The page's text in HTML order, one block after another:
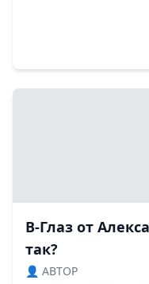
В-Глаз от
так?
👤 ABTOP